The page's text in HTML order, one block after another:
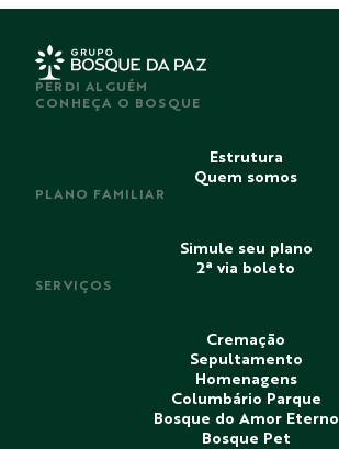
PERDI ALGUÉM
CONHEÇA O BOSQUE
Estrutura
Quem somos
PLANO FAMILIAR
Simule seu plano
2ª via boleto
SERVIÇOS
Cremação
Sepultamento
Homenagens
Columbário Parque
Bosque do Amor Eterno
Bosque Pet